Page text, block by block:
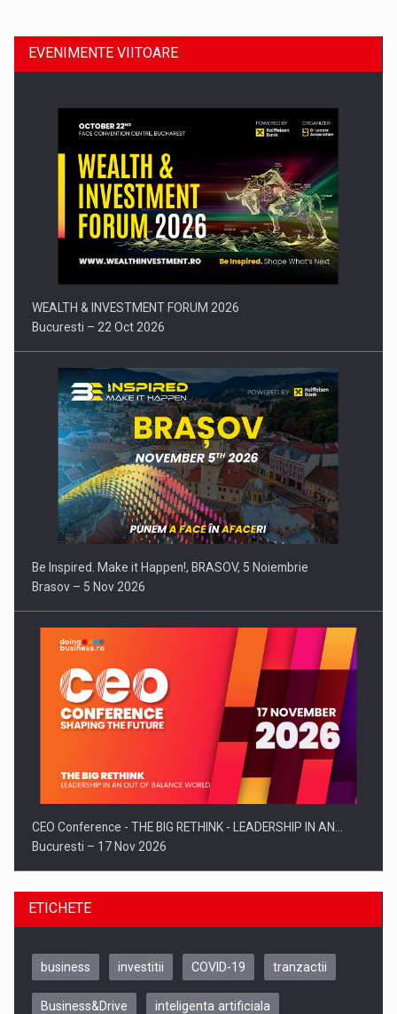
Comunicat de presa: Joburile part-time reincep sa intre pe…
EVENIMENTE VIITOARE
WEALTH & INVESTMENT FORUM 2026
Bucuresti – 22 Oct 2026
Be Inspired. Make it Happen!, BRASOV, 5 Noiembrie
Brasov – 5 Nov 2026
CEO Conference - THE BIG RETHINK - LEADERSHIP IN AN…
Bucuresti – 17 Nov 2026
ETICHETE
business investitii COVID-19 tranzactii
Business&Drive inteligenta artificiala